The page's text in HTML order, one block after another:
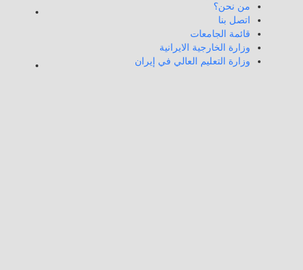
من نحن؟
اتصل بنا
قائمة الجامعات
وزارة الخارجية الايرانية
وزارة التعليم العالي في إيران